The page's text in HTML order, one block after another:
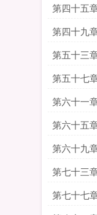
第四十五
第四十九
第五十三
第五十七
第六十一
第六十五
第六十九
第七十三
第七十七